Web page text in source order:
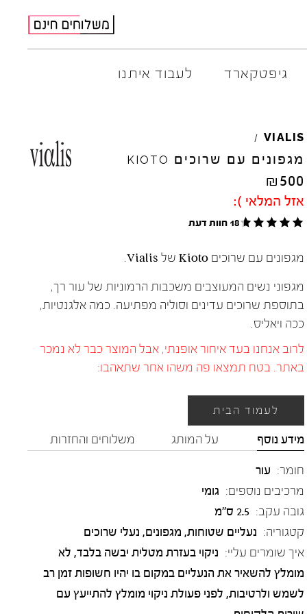
CRIMELONDON
ELIA
GOLA
HOKA
LE
גיפטקארד לעבוד איתנו
VIALIS
/
מגפונים עם שרוכים KIOTO
₪500
אזל המלאי ):
18 חוות דעת
מגפונים עם שרוכים Kioto של Vialis.
מגפוני נשים המעוצבים משכבות הרמוניות של עור רך,
בתוספת שרוכים עדינים וסוליה מפתיעה. כמה אלגנטיות,
ככה ויאליס.
לרוב אנחנו בעד איחור אופנתי, אבל המוצר כבר לא נמכר
באתר. בטח תמצאו פה משהו אחר שתאהבו:
לעמוד הבית
מידע נוסף על המותג משלוחים והחזרות
חומר: עור
מרכיבים נוספים: גומי
גובה עקב: 2.5 ס"מ
קטגוריה: נעליים שטוחות, מגפונים, נעלי שרוכים
איך שומרים עליי: ניקוי בעזרת מטלית יבשה בלבד, לא
מומלץ להשאיר את הנעליים במקום בו יהיו חשופות זמן רב
לשמש ולרטיבות, לפני פעולת ניקוי מומלץ להתייעץ עם